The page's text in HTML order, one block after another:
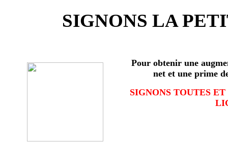
SIGNONS LA
Pour obtenir une
net et une prime
SIGNONS TOUTES